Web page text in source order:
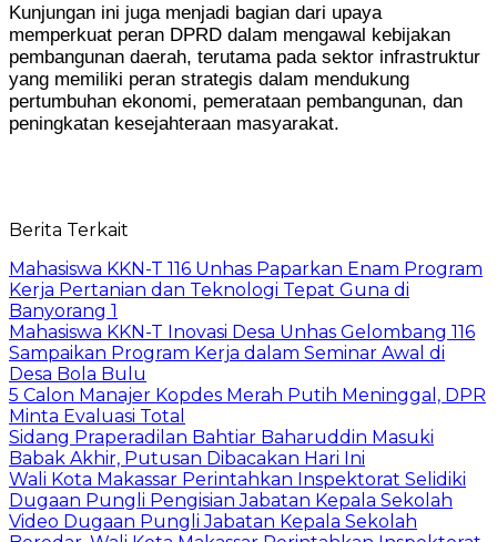
Kunjungan ini juga menjadi bagian dari upaya
memperkuat peran DPRD dalam mengawal kebijakan
pembangunan daerah, terutama pada sektor infrastruktur
yang memiliki peran strategis dalam mendukung
pertumbuhan ekonomi, pemerataan pembangunan, dan
peningkatan kesejahteraan masyarakat.
Berita Terkait
Mahasiswa KKN-T 116 Unhas Paparkan Enam Program
Kerja Pertanian dan Teknologi Tepat Guna di
Banyorang 1
Mahasiswa KKN-T Inovasi Desa Unhas Gelombang 116
Sampaikan Program Kerja dalam Seminar Awal di
Desa Bola Bulu
5 Calon Manajer Kopdes Merah Putih Meninggal, DPR
Minta Evaluasi Total
Sidang Praperadilan Bahtiar Baharuddin Masuki
Babak Akhir, Putusan Dibacakan Hari Ini
Wali Kota Makassar Perintahkan Inspektorat Selidiki
Dugaan Pungli Pengisian Jabatan Kepala Sekolah
Video Dugaan Pungli Jabatan Kepala Sekolah